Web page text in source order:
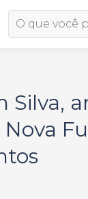
Silva,
Nova